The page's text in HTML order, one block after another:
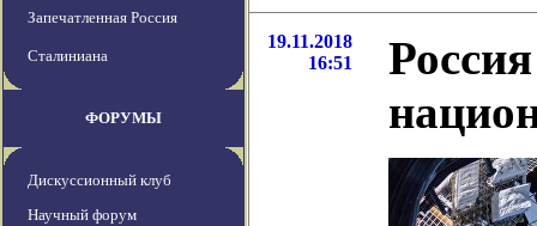
Запечатленная Россия
Сталиниана
ФОРУМЫ
Дискуссионный клуб
Научный форум
19.11.2018
16:51